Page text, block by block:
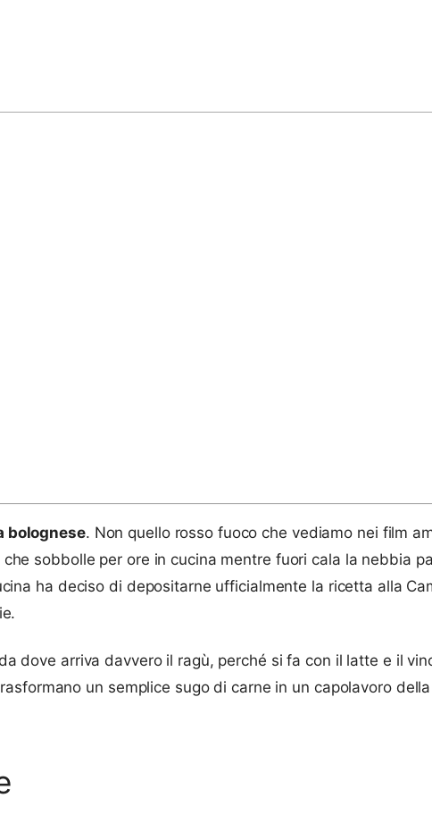
bolognese. Non quello rosso fuoco che vediamo nei film
sobbolle per ore in cucina mentre fuori cala la nebbia
ha deciso di depositarne ufficialmente la ricetta alla
dove arriva davvero il ragù, perché si fa con il latte e il
un semplice sugo di carne in un capolavoro